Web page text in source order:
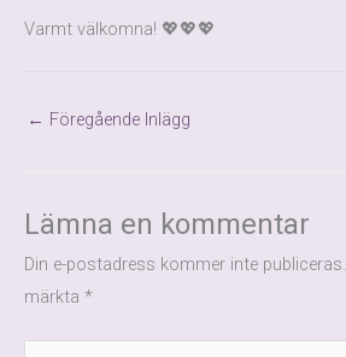
Varmt välkomna! 💖💖💖
← Föregående Inlägg
Lämna en kommentar
Din e-postadress kommer inte publiceras.
märkta *